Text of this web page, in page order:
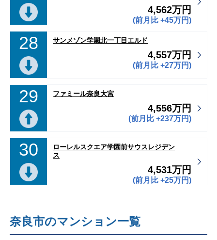
4,562万円
(前月比 +45万円)
28 サンメゾン学園北一丁目エルド
4,557万円
(前月比 +27万円)
29 ファミール奈良大宮
4,556万円
(前月比 +237万円)
30
ローレルスクエア学園前サウスレジデン
ス
4,531万円
(前月比 +25万円)
奈良市のマンション一覧